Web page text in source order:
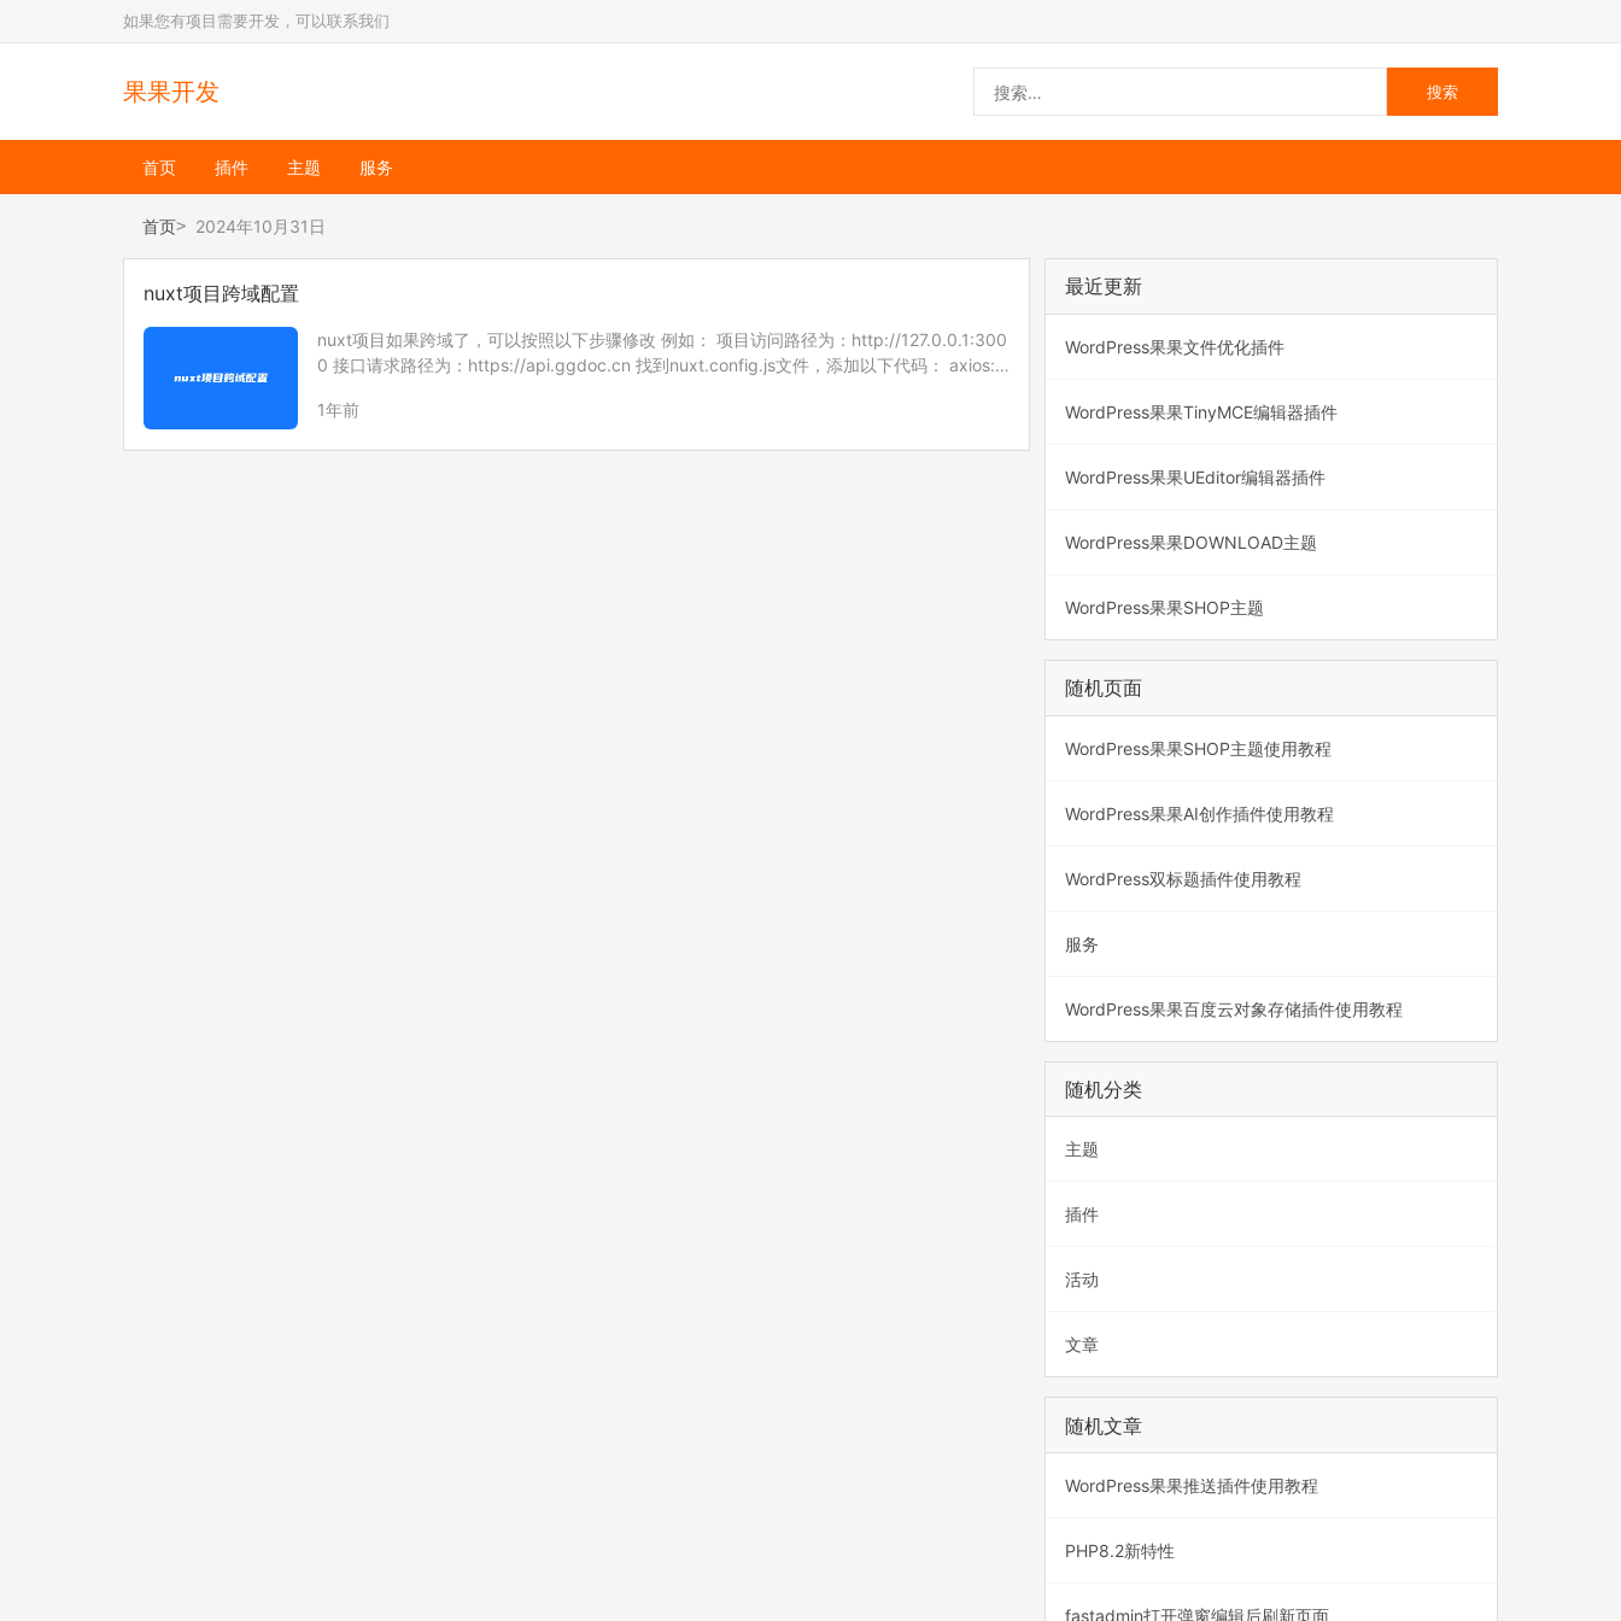
如果您有项目需要开发，可以联系我们
果果开发
首页 插件 主题 服务
首页 2024年10月31日
nuxt项目跨域配置
nuxt项目如果跨域了，可以按照以下步骤修改 例如： 项目访问路径为：http://127.0.0.1:300
0 接口请求路径为：https://api.ggdoc.cn 找到nuxt.config.js文件，添加以下代码： axios:
1年前
最近更新
WordPress果果文件优化插件
WordPress果果TinyMCE编辑器插件
WordPress果果UEditor编辑器插件
WordPress果果DOWNLOAD主题
WordPress果果SHOP主题
随机页面
WordPress果果SHOP主题使用教程
WordPress果果AI创作插件使用教程
WordPress双标题插件使用教程
服务
WordPress果果百度云对象存储插件使用教程
随机分类
主题
插件
活动
文章
随机文章
WordPress果果推送插件使用教程
PHP8.2新特性
fastadmin打开弹窗编辑后刷新页面